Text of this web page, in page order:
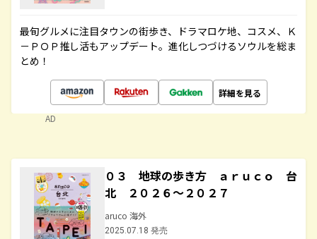
最旬グルメに注目タウンの街歩き、ドラマロケ地、コスメ、Ｋ
－ＰＯＰ推し活もアップデート。進化しつづけるソウルを総ま
とめ！
詳細を見る
AD
０３ 地球の歩き方 ａｒｕｃｏ 台
北 ２０２６～２０２７
aruco 海外
2025.07.18 発売